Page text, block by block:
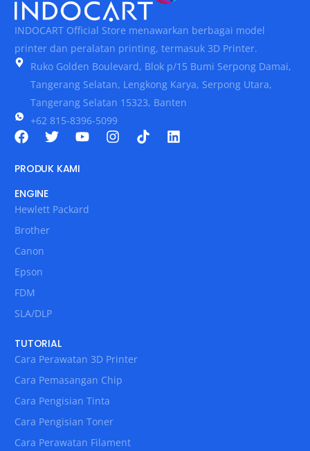
INDOCART Official Store menawarkan berbagai model
printer dan peralatan printing, termasuk 3D Printer.
Ruko Golden Boulevard, Blok p/15 Bumi Serpong Damai,
Tangerang Selatan, Lengkong Karya, Serpong Utara,
Tangerang Selatan 15323, Banten
+62 815-8396-5099
PRODUK KAMI
ENGINE
Hewlett Packard
Brother
Canon
Epson
FDM
SLA/DLP
TUTORIAL
Cara Perawatan 3D Printer
Cara Pemasangan Chip
Cara Pengisian Tinta
Cara Pengisian Toner
Cara Perawatan Filament